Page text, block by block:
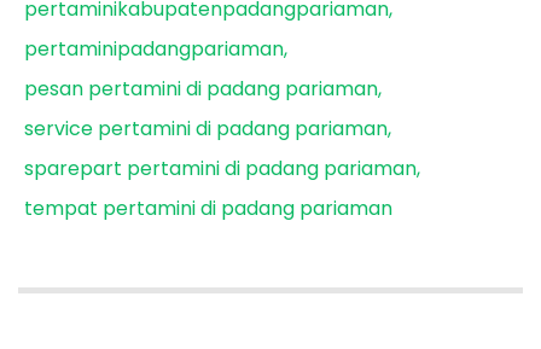
pertaminikabupatenpadangpariaman
pertaminipadangpariaman
pesan pertamini di padang pariaman
service pertamini di padang pariaman
sparepart pertamini di padang pariaman
tempat pertamini di padang pariaman